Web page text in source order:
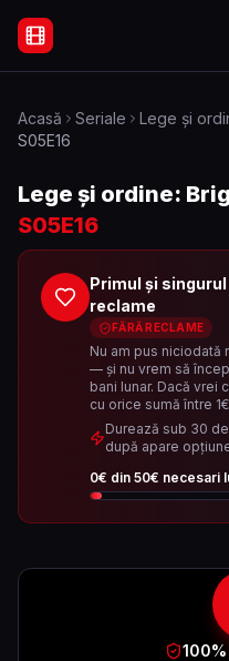
Filme Online Subtitrate -
Acasă Seriale Lege și
S05E16
Lege și ordine:
S05E16
Primul și
reclame
FĂRĂ RECLAME
Nu am pus
— și nu vrem să
bani lunar. Dacă vrei
cu orice sumă între
Durează sub 30
după apare
0€ din 50€ necesari